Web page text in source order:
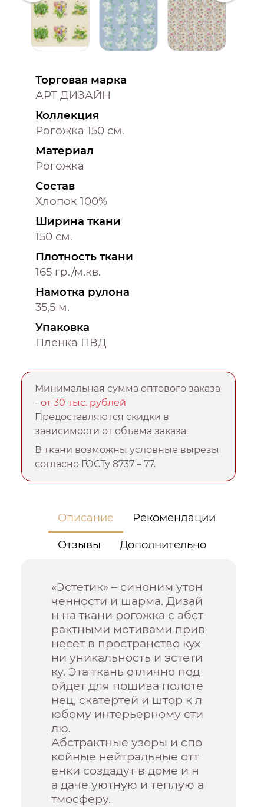
Торговая марка
АРТ ДИЗАЙН
Коллекция
Рогожка 150 см.
Материал
Рогожка
Состав
Хлопок 100%
Ширина ткани
150 см.
Плотность ткани
165 гр./м.кв.
Намотка рулона
35,5 м.
Упаковка
Пленка ПВД
Минимальная сумма оптового заказа
-от 30 тыс. рублей
Предоставляются скидки в
зависимости от объема заказа.
В ткани возможны условные вырезы
согласно ГОСТу 8737 – 77.
Описание Рекомендации
Отзывы Дополнительно
«Эстетик» – синоним утон
ченности и шарма. Дизай
н на ткани рогожка с абст
рактными мотивами прив
несет в пространство кух
ни уникальность и эстети
ку. Эта ткань отлично под
ойдет для пошива полоте
нец, скатертей и штор к л
юбому интерьерному сти
лю.
Абстрактные узоры и спо
койные нейтральные отт
енки создадут в доме и н
а даче уютную и теплую а
тмосферу.